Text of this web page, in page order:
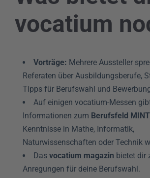
vocatium
Vorträge: Mehrere Aussteller
Referaten über Ausbildungsberufe,
Tipps für Berufswahl und
Auf einigen vocatium-Messen
Informationen zum Berufsfeld MINT
Kenntnisse in Mathe, Informatik,
Naturwissenschaften oder Technik
Das vocatium magazin bietet dir
Anregungen für deine Berufswahl.